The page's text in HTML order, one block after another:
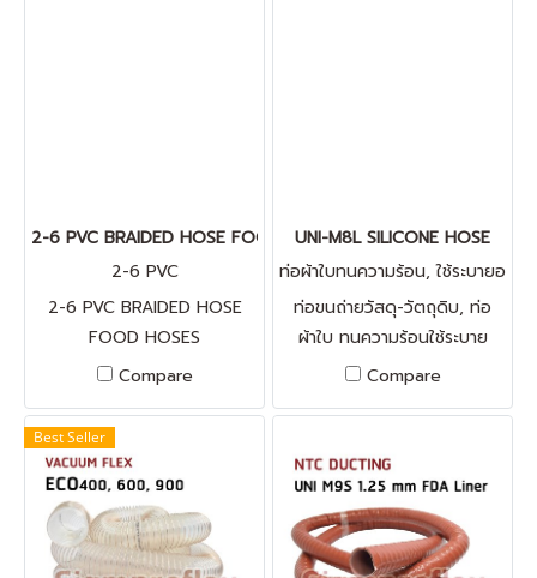
2-6 PVC BRAIDED HOSE FOOD HOSES
2-6 PVC
2-6 PVC BRAIDED HOSE
FOOD HOSES
Compare
UNI-M8L SILICONE HOSE
ท่อผ้าใบทนความร้อน, ใช้ระบายอ
ากาศ
ท่อขนถ่ายวัสดุ-วัตถุดิบ, ท่อ
ผ้าใบ ทนความร้อนใช้ระบาย
อากาศ,ท่อดูดเม็ดพลาสติก, ท่อ
Compare
Best Seller